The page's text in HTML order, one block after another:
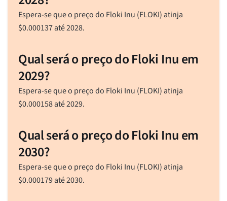
Espera-se que o preço do Floki Inu (FLOKI) atinja
$0.000137até 2028.
Qual será o preço do Floki Inu em
2029?
Espera-se que o preço do Floki Inu (FLOKI) atinja
$0.000158até 2029.
Qual será o preço do Floki Inu em
2030?
Espera-se que o preço do Floki Inu (FLOKI) atinja
$0.000179até 2030.